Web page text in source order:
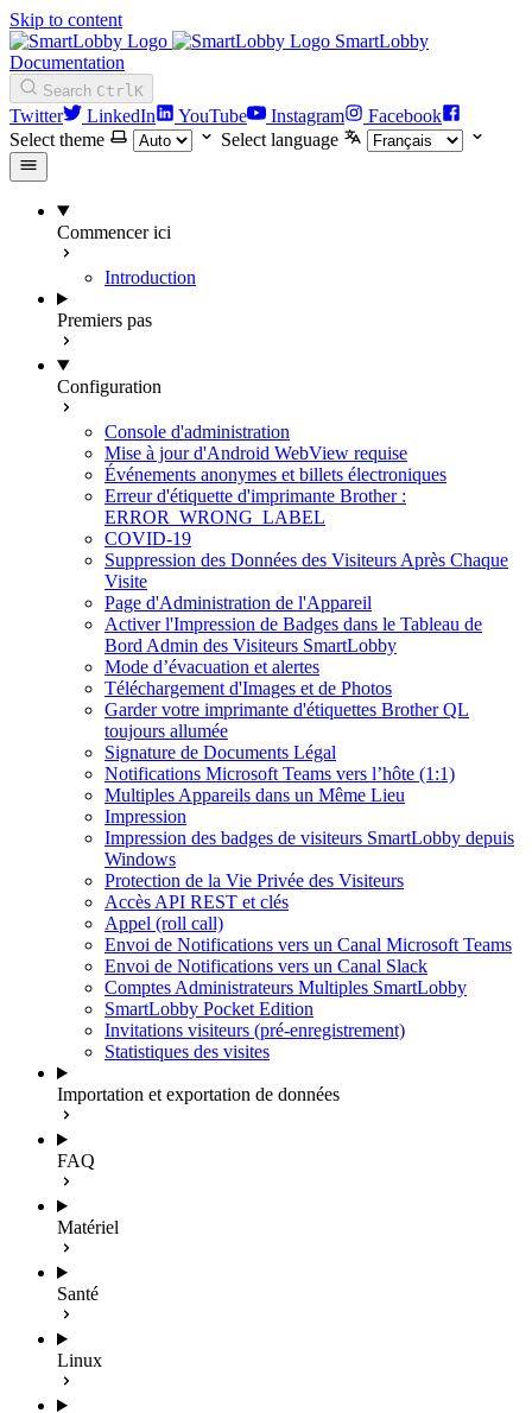
Skip to content
SmartLobby
Documentation
Search CtrlK
Twitter LinkedIn YouTube Instagram
Facebook
Select theme
Select language
Commencer ici
Introduction
Premiers pas
Configuration
Console d'administration
Mise à jour d'Android WebView requise
Événements anonymes et billets électroniques
Erreur d'étiquette d'imprimante Brother :
ERROR_WRONG_LABEL
COVID-19
Suppression des Données des Visiteurs Après Chaque
Visite
Page d'Administration de l'Appareil
Activer l'Impression de Badges dans le Tableau de
Bord Admin des Visiteurs SmartLobby
Mode d’évacuation et alertes
Téléchargement d'Images et de Photos
Garder votre imprimante d'étiquettes Brother QL
toujours allumée
Signature de Documents Légal
Notifications Microsoft Teams vers l’hôte (1:1)
Multiples Appareils dans un Même Lieu
Impression
Impression des badges de visiteurs SmartLobby depuis
Windows
Protection de la Vie Privée des Visiteurs
Accès API REST et clés
Appel (roll call)
Envoi de Notifications vers un Canal Microsoft Teams
Envoi de Notifications vers un Canal Slack
Comptes Administrateurs Multiples SmartLobby
SmartLobby Pocket Edition
Invitations visiteurs (pré-enregistrement)
Statistiques des visites
Importation et exportation de données
FAQ
Matériel
Santé
Linux